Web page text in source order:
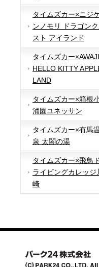
タイムズカー×ニジ
ンノモリ ドラゴン
スト アイランド
タイムズカー×AWAJI
HELLO KITTY
LAND
タイムズカー×箱根
涌園ユネッサン
タイムズカー×有馬
泉 太閤の湯
タイムズカー×飛鳥ド
ライビングカレッジ
崎